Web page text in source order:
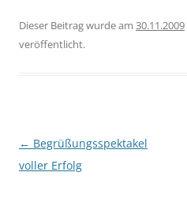
Dieser Beitrag wurde am 30.11.2009
veröffentlicht.
Beitragsnavigation
← Begrüßungsspektakel
voller Erfolg